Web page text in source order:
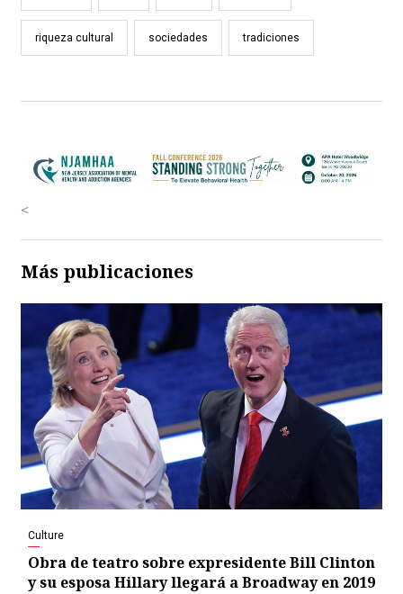
riqueza cultural sociedades tradiciones
<
Más publicaciones
Culture
Obra de teatro sobre expresidente Bill Clinton
y su esposa Hillary llegará a Broadway en 2019